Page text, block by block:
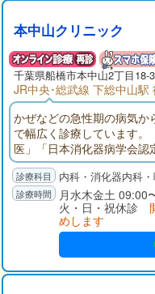
本中山クリニック
千葉県船橋市本中山2丁目18-
JR中央･総武線 下総中山駅
かぜなどの急性期の病気か
で幅広く診療しています
医」「日本消化器病学会
認定 肝臓専門医」として
しています。内科の病気に
リニックを目指しています
内科・消化器内科
月水木金土
火・日・祝休診
めします